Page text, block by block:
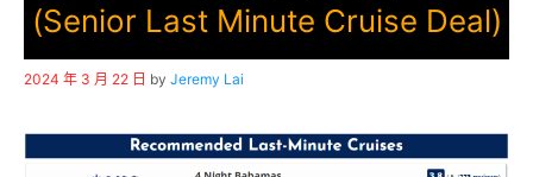
(Senior Last Minute Cruise Deal)
2024 年 3 月 22 日 by Jeremy Lai